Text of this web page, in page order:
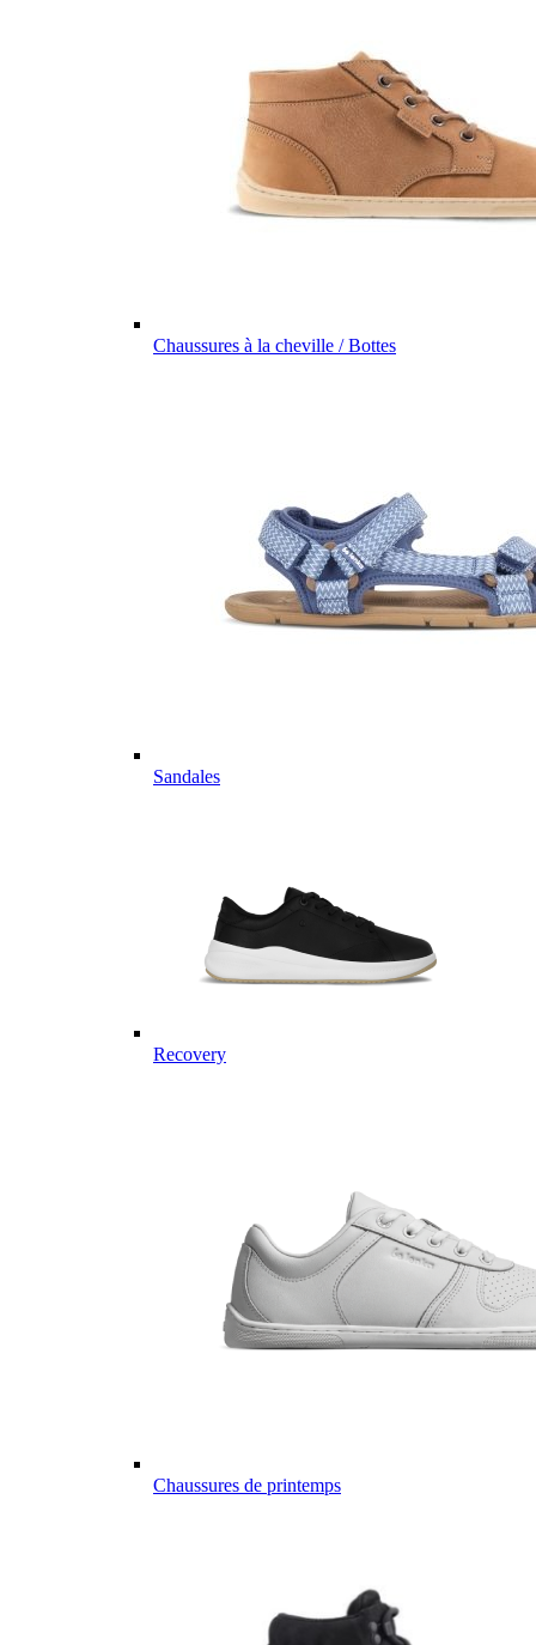
Chaussures à la cheville / Bottes
Sandales
Recovery
Chaussures de printemps